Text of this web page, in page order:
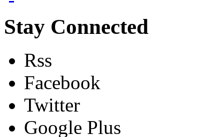
Stay Connected
Rss
Facebook
Twitter
Google Plus